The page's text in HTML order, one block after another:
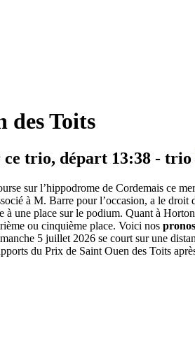
des Toits
ce trio, départ 13:38 - trio
sur l’hippodrome de Cordemais ce
à M. Barre pour l’occasion, a le
une place sur le podium. Quant à
ou cinquième place. Voici nos
5 juillet 2026 se court sur une
du Prix de Saint Ouen des Toits